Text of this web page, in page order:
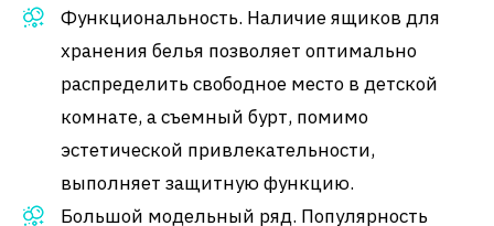
Функциональность. Наличие ящиков для
хранения белья позволяет оптимально
распределить свободное место в детской
комнате, а съемный бурт, помимо
эстетической привлекательности,
выполняет защитную функцию.
Большой модельный ряд. Популярность